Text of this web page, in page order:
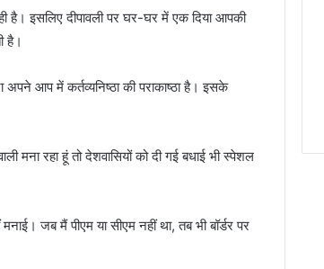
है। इसलिए दीपावली पर घर-घर में एक दिया आपकी
है।
अपने आप में कर्तव्यनिष्ठा की पराकाष्ठा है। इसके
मना रहा हूं तो देशवासियों को दी गई बधाई भी स्पेशल
जब मैं पीएम या सीएम नहीं था, तब भी बॉर्डर पर